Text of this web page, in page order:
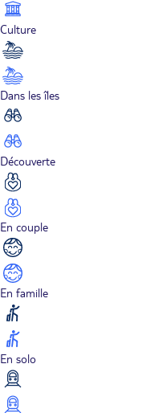
Culture
Dans les îles
Découverte
En couple
En famille
En solo